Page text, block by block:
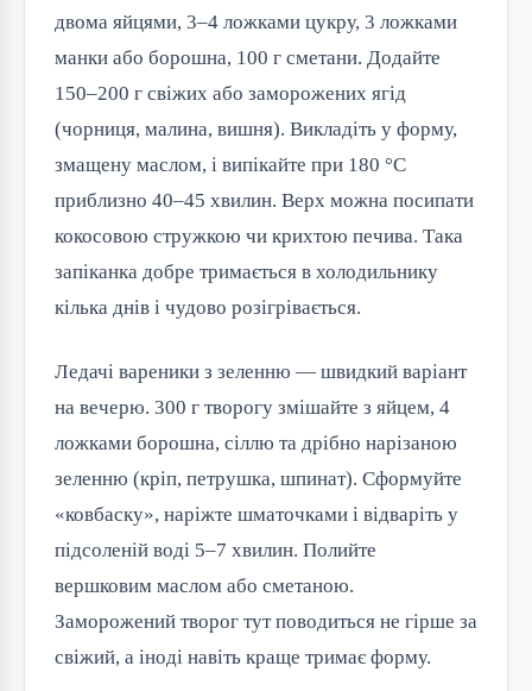
двома яйцями, 3–4 ложками цукру, 3 ложками
манки або борошна, 100 г сметани. Додайте
150–200 г свіжих або заморожених ягід
(чорниця, малина, вишня). Викладіть у форму,
змащену маслом, і випікайте при 180 °C
приблизно 40–45 хвилин. Верх можна посипати
кокосовою стружкою чи крихтою печива. Така
запіканка добре тримається в холодильнику
кілька днів і чудово розігрівається.
Ледачі вареники з зеленню — швидкий варіант
на вечерю. 300 г творогу змішайте з яйцем, 4
ложками борошна, сіллю та дрібно нарізаною
зеленню (кріп, петрушка, шпинат). Сформуйте
«ковбаску», наріжте шматочками і відваріть у
підсоленій воді 5–7 хвилин. Полийте
вершковим маслом або сметаною.
Заморожений творог тут поводиться не гірше за
свіжий, а іноді навіть краще тримає форму.